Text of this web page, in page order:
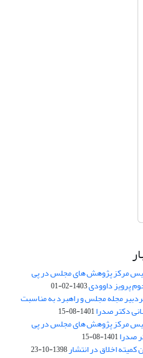
مرکز پژوهش های مجلس در پی
پرویز داوودی1403-02-01
مجله مجلس و راهبرد به مناسبت
دکتر صدرا1401-08-15
مرکز پژوهش های مجلس در پی
صدرا1401-08-15
کمیته اخلاق در انتشار1398-10-23